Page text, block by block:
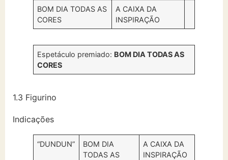
BOM DIA TODAS AS
CORES
A CAIXA DA
INSPIRAÇÃO
Espetáculo premiado: BOM DIA TODAS AS
CORES
1.3 Figurino
Indicações
“DUNDUN”
BOM DIA
TODAS AS
A CAIXA DA
INSPIRAÇÃO